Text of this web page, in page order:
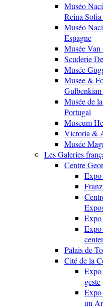
Muséo
Reina
Muséo
Espagne
Musée Van
Scuderie
Musée
Musee &
Musée de
Portugal
Museum
Victoria &
Musée
Les Galeries
Centre
Expo
Expo
Palais de
Cité de la
Expo
geste
Expo
un